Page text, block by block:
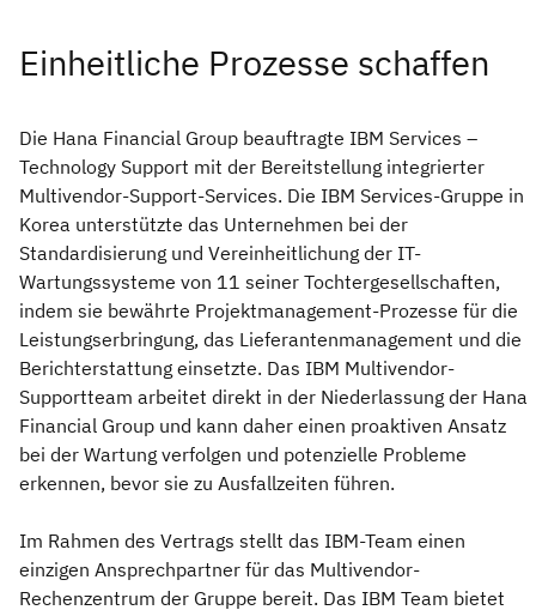
Einheitliche Prozesse schaffen
Die Hana Financial Group beauftragte IBM Services –
Technology Support mit der Bereitstellung integrierter
Multivendor-Support-Services. Die IBM Services-Gruppe in
Korea unterstützte das Unternehmen bei der
Standardisierung und Vereinheitlichung der IT-
Wartungssysteme von 11 seiner Tochtergesellschaften,
indem sie bewährte Projektmanagement-Prozesse für die
Leistungserbringung, das Lieferantenmanagement und die
Berichterstattung einsetzte. Das IBM Multivendor-
Supportteam arbeitet direkt in der Niederlassung der Hana
Financial Group und kann daher einen proaktiven Ansatz
bei der Wartung verfolgen und potenzielle Probleme
erkennen, bevor sie zu Ausfallzeiten führen.
Im Rahmen des Vertrags stellt das IBM-Team einen
einzigen Ansprechpartner für das Multivendor-
Rechenzentrum der Gruppe bereit. Das IBM Team bietet